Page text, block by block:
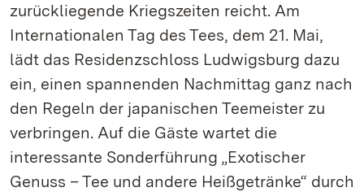
zurückliegende Kriegszeiten reicht. Am
Internationalen Tag des Tees, dem 21. Mai,
lädt das Residenzschloss Ludwigsburg dazu
ein, einen spannenden Nachmittag ganz nach
den Regeln der japanischen Teemeister zu
verbringen. Auf die Gäste wartet die
interessante Sonderführung „Exotischer
Genuss – Tee und andere Heißgetränke“ durch